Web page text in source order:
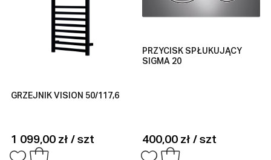
GRZEJNIK VISION 50/117,6
1 099,00 zł / szt
PRZYCISK SPŁUKUJĄCY
SIGMA 20
400,00 zł / szt